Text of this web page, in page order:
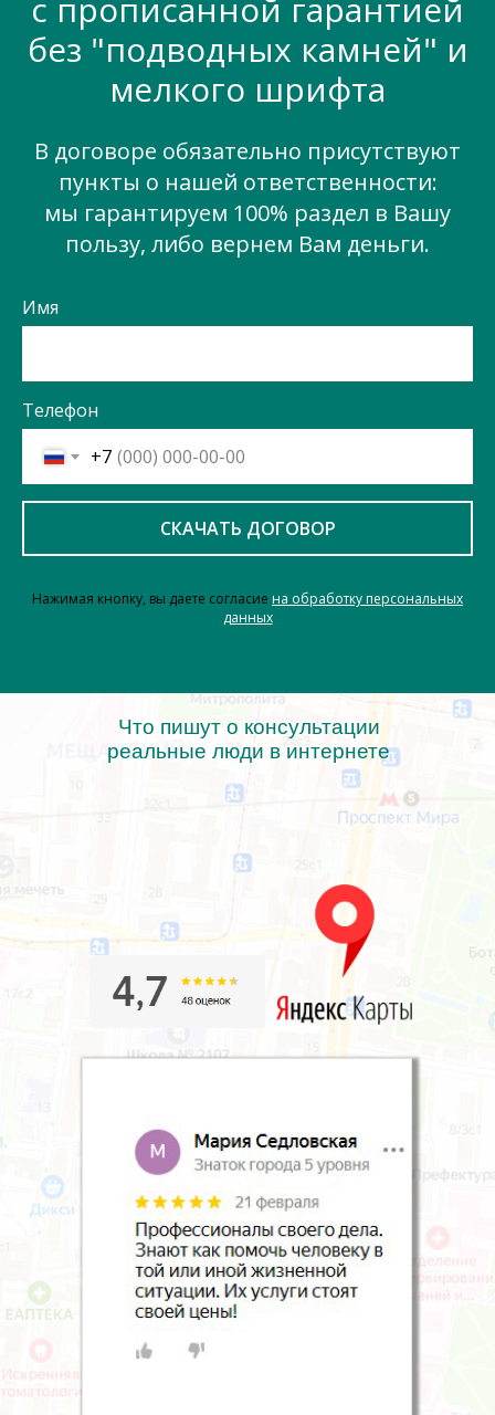
с прописанной гарантией
без "подводных камней" и
мелкого шрифта
В договоре обязательно присутствуют
пункты о нашей ответственности:
мы гарантируем 100% раздел в Вашу
пользу, либо вернем Вам деньги.
Имя
Телефон
+7
СКАЧАТЬ ДОГОВОР
Нажимая кнопку, вы даете согласие на обработку персональных
данных
Что пишут о консультации
реальные люди в интернете